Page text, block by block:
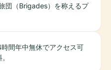
団（Brigades）を称えるプ
間年中無休でアクセス可